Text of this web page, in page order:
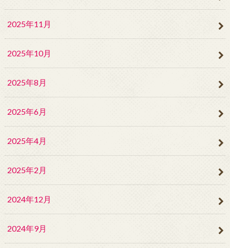
2025年11月
2025年10月
2025年8月
2025年6月
2025年4月
2025年2月
2024年12月
2024年9月